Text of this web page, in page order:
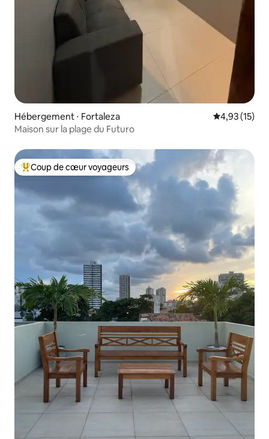
Hébergement ⋅ Fortaleza Évaluation
4,93 (15)
Maison sur la plage du Futuro
Coups de cœur voyageurs les plus appréciés
Coup de cœur voyageurs